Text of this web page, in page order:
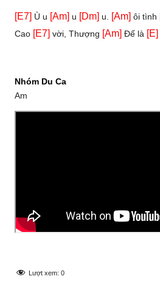
[E7] Ù u [Am] u [Dm] u. [Am] ôi tình
Cao [E7] vời, Thượng [Am] Đế là [E]
Nhóm Du Ca
Am
Lượt xem: 0